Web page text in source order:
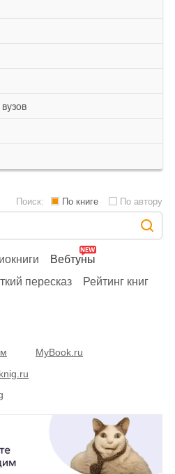
Вебтуны
пересказ
Рейтинг книг
Поиск: По книге По автору
MyBook.ru